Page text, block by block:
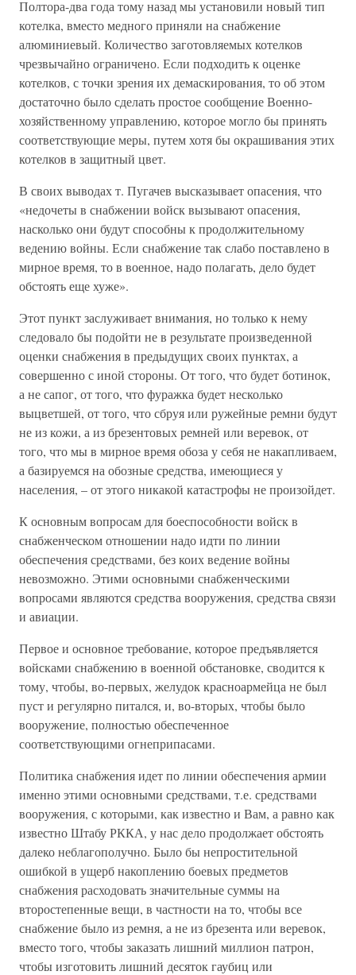
Полтора-два года тому назад мы установили новый тип
котелка, вместо медного приняли на снабжение
алюминиевый. Количество заготовляемых котелков
чрезвычайно ограничено. Если подходить к оценке
котелков, с точки зрения их демаскирования, то об этом
достаточно было сделать простое сообщение Военно-
хозяйственному управлению, которое могло бы принять
соответствующие меры, путем хотя бы окрашивания этих
котелков в защитный цвет.
В своих выводах т. Пугачев высказывает опасения, что
«недочеты в снабжении войск вызывают опасения,
насколько они будут способны к продолжительному
ведению войны. Если снабжение так слабо поставлено в
мирное время, то в военное, надо полагать, дело будет
обстоять еще хуже».
Этот пункт заслуживает внимания, но только к нему
следовало бы подойти не в результате произведенной
оценки снабжения в предыдущих своих пунктах, а
совершенно с иной стороны. От того, что будет ботинок,
а не сапог, от того, что фуражка будет несколько
выцветшей, от того, что сбруя или ружейные ремни будут
не из кожи, а из брезентовых ремней или веревок, от
того, что мы в мирное время обоза у себя не накапливаем,
а базируемся на обозные средства, имеющиеся у
населения, – от этого никакой катастрофы не произойдет.
К основным вопросам для боеспособности войск в
снабженческом отношении надо идти по линии
обеспечения средствами, без коих ведение войны
невозможно. Этими основными снабженческими
вопросами являются средства вооружения, средства связи
и авиации.
Первое и основное требование, которое предъявляется
войсками снабжению в военной обстановке, сводится к
тому, чтобы, во-первых, желудок красноармейца не был
пуст и регулярно питался, и, во-вторых, чтобы было
вооружение, полностью обеспеченное
соответствующими огнеприпасами.
Политика снабжения идет по линии обеспечения армии
именно этими основными средствами, т.е. средствами
вооружения, с которыми, как известно и Вам, а равно как
известно Штабу РККА, у нас дело продолжает обстоять
далеко неблагополучно. Было бы непростительной
ошибкой в ущерб накоплению боевых предметов
снабжения расходовать значительные суммы на
второстепенные вещи, в частности на то, чтобы все
снабжение было из ремня, а не из брезента или веревок,
вместо того, чтобы заказать лишний миллион патрон,
чтобы изготовить лишний десяток гаубиц или